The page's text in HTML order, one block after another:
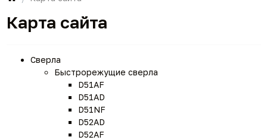
Карта сайта
Сверла
Быстрорежущие сверла
D51AF
D51AD
D51NF
D52AD
D52AF